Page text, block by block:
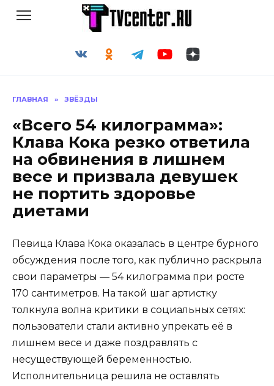
ГЛАВНАЯ » ЗВЁЗДЫ
«Всего 54 килограмма»:
Клава Кока резко ответила
на обвинения в лишнем
весе и призвала девушек
не портить здоровье
диетами
Певица Клава Кока оказалась в центре бурного
обсуждения после того, как публично раскрыла
свои параметры — 54 килограмма при росте
170 сантиметров. На такой шаг артистку
толкнула волна критики в социальных сетях:
пользователи стали активно упрекать её в
лишнем весе и даже поздравлять с
несуществующей беременностью.
Исполнительница решила не оставлять